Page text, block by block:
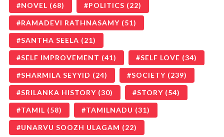
NOVEL (68) POLITICS (22)
RAMADEVI RATHNASAMY (51)
SANTHA SEELA (21)
SELF IMPROVEMENT (41) SELF LOVE (34)
SHARMILA SEYYID (24) SOCIETY (239)
SRILANKA HISTORY (30) STORY (54)
TAMIL (58) TAMILNADU (31)
UNARVU SOOZH ULAGAM (22)